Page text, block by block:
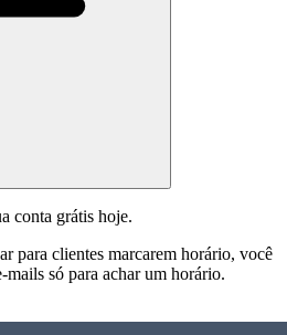
conta grátis hoje.
para clientes marcarem horário, você
só para achar um horário.